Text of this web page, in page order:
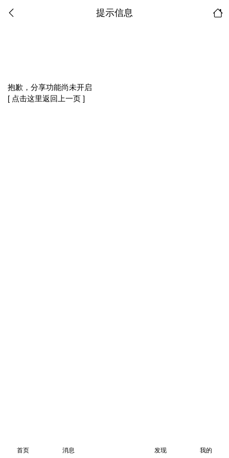
提示信息
抱歉，分享功能尚未开启
[ 点击这里返回上一页 ]
首页 消息 发现 我的